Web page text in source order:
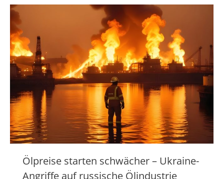
Ölpreise starten schwächer – Ukraine-
Angriffe auf russische Ölindustrie